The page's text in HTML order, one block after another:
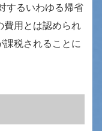
するいわゆる帰省
費用とは認められ
税されることに